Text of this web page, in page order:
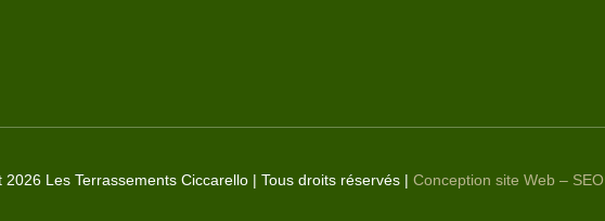
2026 Les Terrassements Ciccarello | Tous droits réservés | Conception site Web –